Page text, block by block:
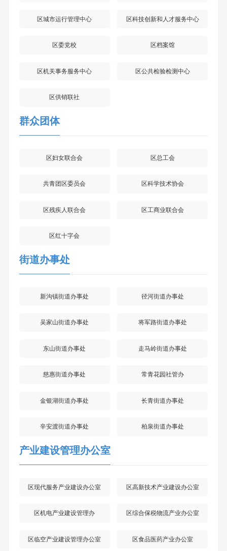
区城市运行管理中心 区科技创新和人才服务中心
区委党校 区档案馆
区机关事务服务中心 区公共检验检测中心
区供销联社
群众团体
区妇女联合会 区总工会
共青团区委员会 区科学技术协会
区残疾人联合会 区工商业联合会
区红十字会
街道办事处
新沟镇街道办事处 径河街道办事处
吴家山街道办事处 将军路街道办事处
东山街道办事处 走马岭街道办事处
慈惠街道办事处 常青花园社管办
金银湖街道办事处 长青街道办事处
辛安渡街道办事处 柏泉街道办事处
产业建设管理办公室
区现代服务产业建设办公室 区高新技术产业建设办公室
区机电产业建设管理办 区综合保税物流产业办公室
区临空产业建设管理办公室 区食品医药产业办公室